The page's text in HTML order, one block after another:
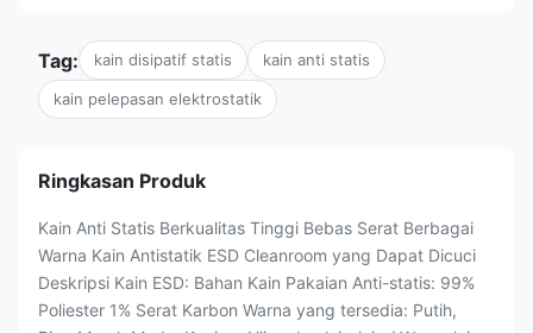
Tag: kain disipatif statis kain anti statis
kain pelepasan elektrostatik
Ringkasan Produk
Kain Anti Statis Berkualitas Tinggi Bebas Serat Berbagai
Warna Kain Antistatik ESD Cleanroom yang Dapat Dicuci​
Deskripsi Kain ESD: Bahan Kain Pakaian Anti-statis: 99%
Poliester 1% Serat Karbon Warna yang tersedia: Putih,